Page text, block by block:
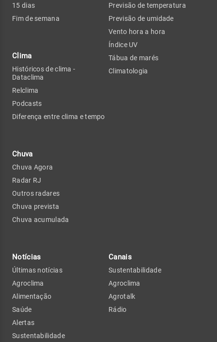
15 dias
Fim de semana
Clima
Históricos de clima -
Dataclima
Relclima
Podcasts
Diferença entre clima e tempo
Chuva
Chuva Agora
Radar RJ
Outros radares
Chuva prevista
Chuva acumulada
Previsão de temperatura
Previsão de umidade
Vento hora a hora
Índice UV
Tábua de marés
Climatologia
Notícias
Últimas notícias
Agroclima
Alimentação
Saúde
Alertas
Sustentabilidade
Canais
Sustentabilidade
Agroclima
Agrotalk
Rádio